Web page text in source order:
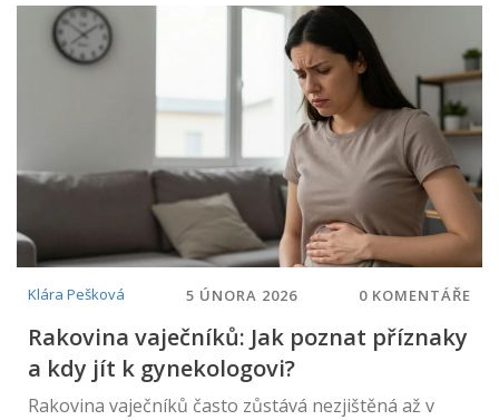
Klára Pešková 5 ÚNORA 2026 0 KOMENTÁŘE
Rakovina vaječníků: Jak poznat příznaky
a kdy jít k gynekologovi?
Rakovina vaječníků často zůstává nezjištěná až v